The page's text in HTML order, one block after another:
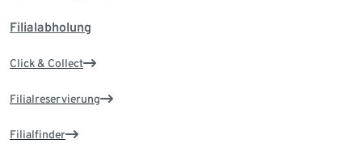
Filialabholung
Click & Collect
Filialreservierung
Filialfinder